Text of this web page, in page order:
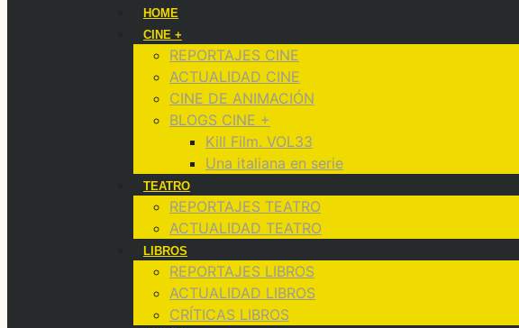
HOME
CINE +
REPORTAJES CINE
ACTUALIDAD CINE
CINE DE ANIMACIÓN
BLOGS CINE +
Kill Film. VOL33
Una italiana en serie
TEATRO
REPORTAJES TEATRO
ACTUALIDAD TEATRO
LIBROS
REPORTAJES LIBROS
ACTUALIDAD LIBROS
CRÍTICAS LIBROS